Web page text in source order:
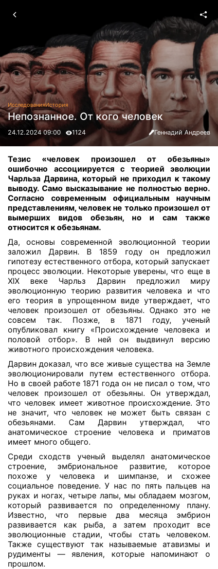
ИсследованияИстория
Непознанное. От кого человек
24.12.2024 09:00 1124 Геннадий Андреев
Тезис «человек произошел от обезьяны»
ошибочно ассоциируется с теорией эволюции
Чарльза Дарвина, который не приходил к такому
выводу. Само высказывание не полностью верно.
Согласно современным официальным научным
представлениям, человек не только произошел от
вымерших видов обезьян, но и сам также
относится к обезьянам.
Да, основы современной эволюционной теории
заложил Дарвин. В 1859 году он предложил
гипотезу естественного отбора, который запускает
процесс эволюции. Некоторые уверены, что еще в
XIX веке Чарльз Дарвин предложил миру
эволюционную теорию развития человека и что
его теория в упрощенном виде утверждает, что
человек произошел от обезьяны. Однако это не
совсем так. Позже, в 1871 году, ученый
опубликовал книгу «Происхождение человека и
половой отбор». В ней он выдвинул версию
животного происхождения человека.
Дарвин доказал, что все живые существа на Земле
эволюционировали путем естественного отбора.
Но в своей работе 1871 года он не писал о том, что
человек произошел от обезьяны. Он утверждал,
что человек имеет животное происхождение. Это
не значит, что человек не может быть связан с
обезьянами. Сам Дарвин утверждал, что
анатомическое строение человека и приматов
имеет много общего.
Среди сходств ученый выделял анатомическое
строение, эмбриональное развитие, которое
похоже у человека и шимпанзе, и схожее
социальное поведение. У нас по пять пальцев на
руках и ногах, четыре лапы, мы обладаем мозгом,
который развивается по определенному плану.
Известно, что первые два месяца эмбрион
развивается как рыба, а затем проходит все
эволюционные стадии, чтобы стать человеком.
Также существуют так называемые атавизмы и
рудименты — явления, которые напоминают о
прошлом.